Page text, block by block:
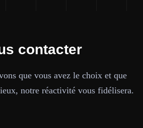
contacter
que vous avez le choix et que
notre réactivité vous fidélisera.